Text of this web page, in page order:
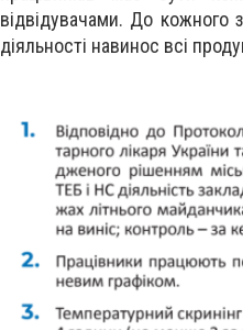
відвідувачами. До кожного
діяльності навинос всі